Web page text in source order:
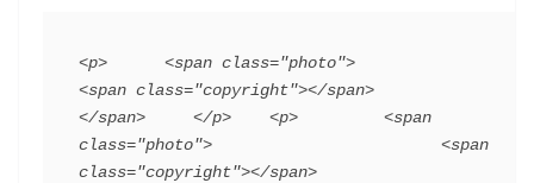
<p>      <span class="photo">
<span class="copyright"></span>
</span>     </p>    <p>         <span
class="photo">                        <span
class="copyright"></span>